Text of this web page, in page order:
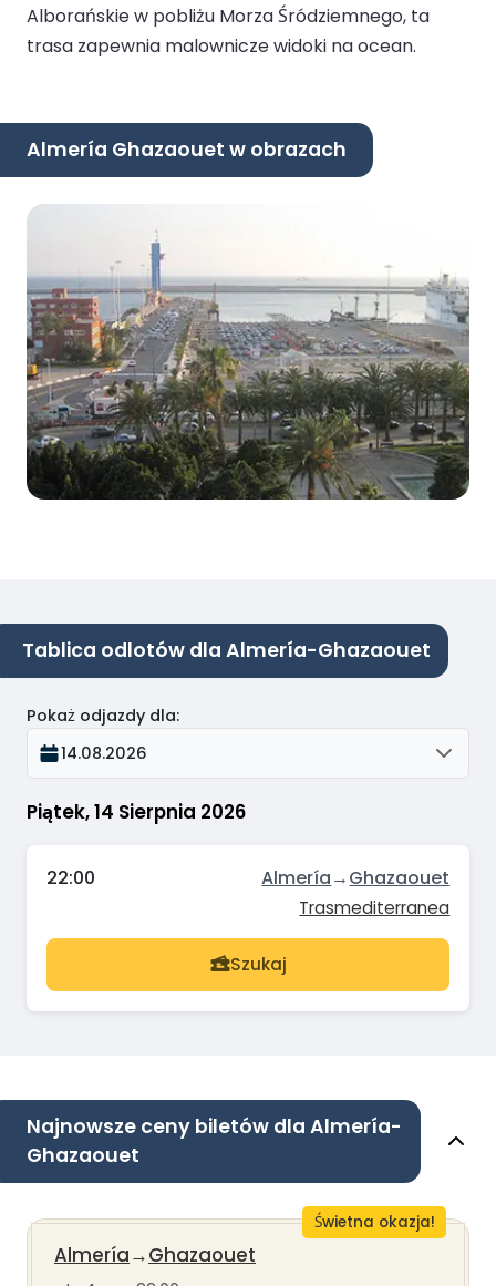
Alborańskie w pobliżu Morza Śródziemnego, ta
trasa zapewnia malownicze widoki na ocean.
Almería Ghazaouet w obrazach
Tablica odlotów dla Almería-Ghazaouet
Piątek, 14 Sierpnia 2026
Pokaż odjazdy dla:
14.08.2026
22:00 Almería→Ghazaouet
Trasmediterranea
Szukaj
Najnowsze ceny biletów dla Almería-
Ghazaouet
Świetna okazja!
Almería→Ghazaouet